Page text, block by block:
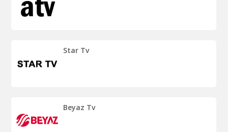
Star Tv
Beyaz Tv